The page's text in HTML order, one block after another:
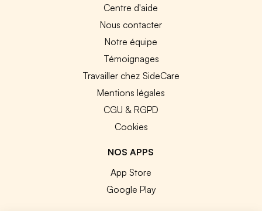
Centre d'aide
Nous contacter
Notre équipe
Témoignages
Travailler chez SideCare
Mentions légales
CGU & RGPD
Cookies
NOS APPS
App Store
Google Play